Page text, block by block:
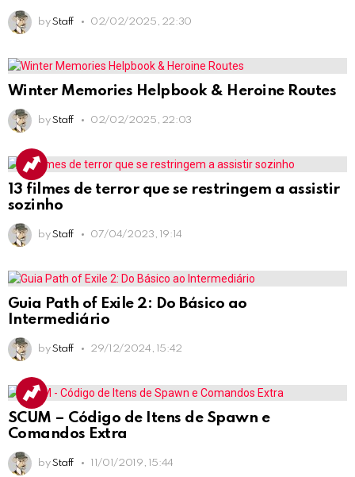
by Staff 02/02/2025, 22:30
Winter Memories Helpbook & Heroine Routes
by Staff 02/02/2025, 22:03
13 filmes de terror que se restringem a assistir
sozinho
by Staff 07/04/2023, 19:14
Guia Path of Exile 2: Do Básico ao
Intermediário
by Staff 29/12/2024, 15:42
SCUM – Código de Itens de Spawn e
Comandos Extra
by Staff 11/01/2019, 15:44